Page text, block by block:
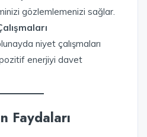
gözlemlemenizi sağlar.
niyet çalışmaları
enerjiyi davet
Faydaları